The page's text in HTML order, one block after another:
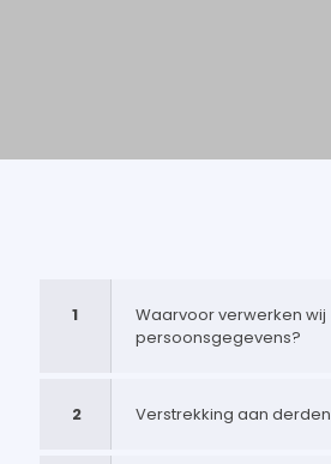
1
Waarvoor verwerken wij
persoonsgegevens?
2 Verstrekking aan derden